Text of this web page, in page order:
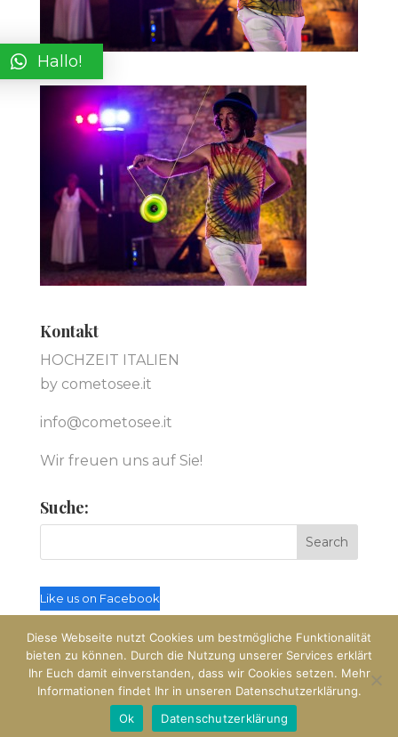
Kontakt
HOCHZEIT ITALIEN
by cometosee.it
info@cometosee.it
Wir freuen uns auf Sie!
Suche:
Like us on Facebook
© Hochzeit Italien by cometosee.it
Hallo!
Diese Webseite nutzt Cookies um bestmögliche Funktionalität
bieten zu können. Durch die Nutzung unserer Services erklärt
Ihr Euch damit einverstanden, dass wir Cookies setzen. Mehr
Informationen findet Ihr in unseren Datenschutzerklärung.
Ok
Datenschutzerklärung